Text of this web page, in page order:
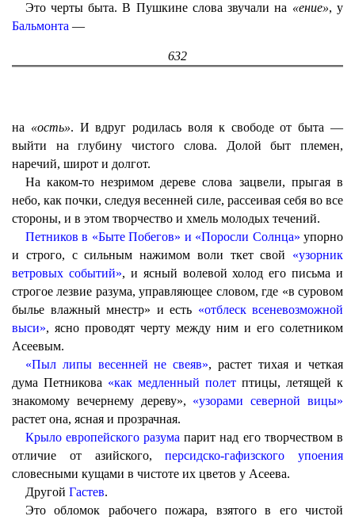
Это черты быта. В Пушкине слова звучали на «ение», у
Бальмонта —
632
на «ость». И вдруг родилась воля к свободе от быта —
выйти на глубину чистого слова. Долой быт племен,
наречий, широт и долгот.
На каком-то незримом дереве слова зацвели, прыгая в
небо, как почки, следуя весенней силе, рассеивая себя во все
стороны, и в этом творчество и хмель молодых течений.
Петников в «Быте Побегов» и «Поросли Солнца» упорно
и строго, с сильным нажимом воли ткет свой «узорник
ветровых событий», и ясный волевой холод его письма и
строгое лезвие разума, управляющее словом, где «в суровом
былье влажный мнестр» и есть «отблеск всеневозможной
выси», ясно проводят черту между ним и его солетником
Асеевым.
«Пыл липы весенней не свеяв», растет тихая и четкая
дума Петникова «как медленный полет птицы, летящей к
знакомому вечернему дереву», «узорами северной вицы»
растет она, ясная и прозрачная.
Крыло европейского разума парит над его творчеством в
отличие от азийского,персидско-гафизского упоения
словесными кущами в чистоте их цветов у Асеева.
Другой Гастев.
Это обломок рабочего пожара, взятого в его чистой